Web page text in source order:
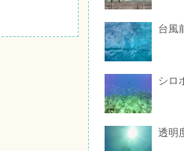
台風
シロ
透明